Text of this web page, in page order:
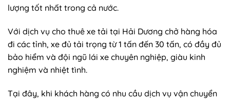
lượng tốt nhất trong cả nước.
Với dịch vụ cho thuê xe tải tại Hải Dương chở hàng hóa
đi các tỉnh, xe đủ tải trọng từ 1 tấn đến 30 tấn, có đầy đủ
bảo hiểm và đội ngũ lái xe chuyên nghiệp, giàu kinh
nghiệm và nhiệt tình.
Tại đây, khi khách hàng có nhu cầu dịch vụ vận chuyển